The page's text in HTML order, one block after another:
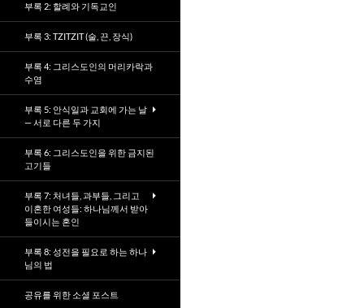
부록 2: 할례와 기독교인
부록 3: TZITZIT (술, 끈, 장식)
부록 4: 그리스도인의 머리카락과
수염
부록 5: 안식일과 교회에 가는 날
— 서로 다른 두 가지
부록 6: 그리스도인을 위한 금지된
고기들
부록 7: 처녀들, 과부들, 그리고
이혼한 여성들: 하나님께서 받아
들이시는 혼인
부록 8: 성전을 필요로 하는 하나
님의 법
공유를 위한 소셜 포스트